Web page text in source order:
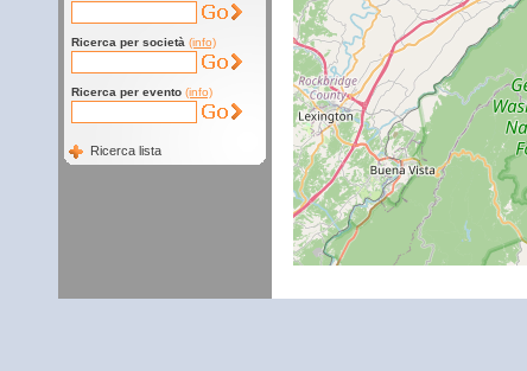
Ricerca per società (info)
Ricerca per evento (info)
Ricerca lista